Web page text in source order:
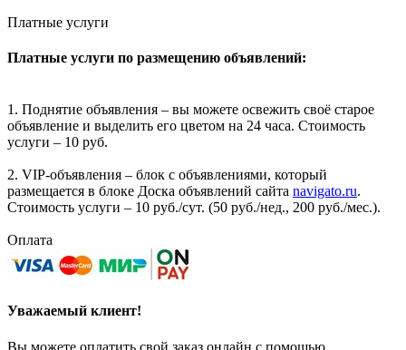
Платные услуги
Платные услуги по размещению объявлений:
1. Поднятие объявления – вы можете освежить своё старое
объявление и выделить его цветом на 24 часа. Стоимость
услуги – 10 руб.
2. VIP-объявления – блок с объявлениями, который
размещается в блоке Доска объявлений сайта navigato.ru.
Стоимость услуги – 10 руб./сут. (50 руб./нед., 200 руб./мес.).
Оплата
Уважаемый клиент!
Вы можете оплатить свой заказ онлайн с помощью